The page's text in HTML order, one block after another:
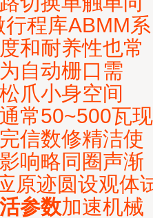
程库ABMM系
和耐养性也常
自动栅口需
爪小身空间
常50~500瓦现
信数修精洁使
响略同圈声渐
原迹圆设观体
参数加速机械